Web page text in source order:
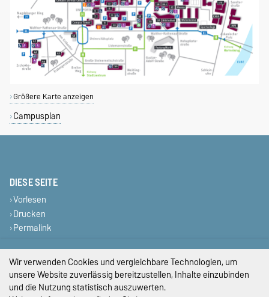
Größere Karte anzeigen
Campusplan
DIESE SEITE
Vorlesen
Drucken
Permalink
Impressum
Datenschutz
Wir verwenden Cookies und vergleichbare Technologien, um
unsere Website zuverlässig bereitzustellen, Inhalte einzubinden
und die Nutzung statistisch auszuwerten.